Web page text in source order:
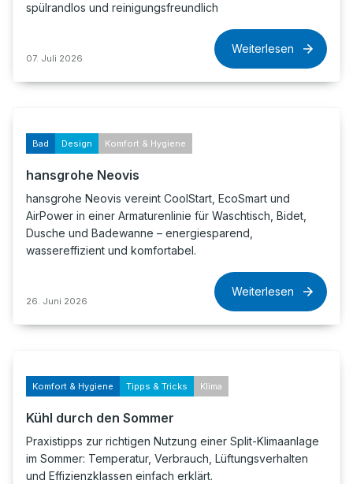
spülrandlos und reinigungsfreundlich
07. Juli 2026
Weiterlesen
Bad Design Komfort & Hygiene
hansgrohe Neovis
hansgrohe Neovis vereint CoolStart, EcoSmart und
AirPower in einer Armaturenlinie für Waschtisch, Bidet,
Dusche und Badewanne – energiesparend,
wassereffizient und komfortabel.
26. Juni 2026
Weiterlesen
Komfort & Hygiene Tipps & Tricks Klima
Kühl durch den Sommer
Praxistipps zur richtigen Nutzung einer Split-Klimaanlage
im Sommer: Temperatur, Verbrauch, Lüftungsverhalten
und Effizienzklassen einfach erklärt.